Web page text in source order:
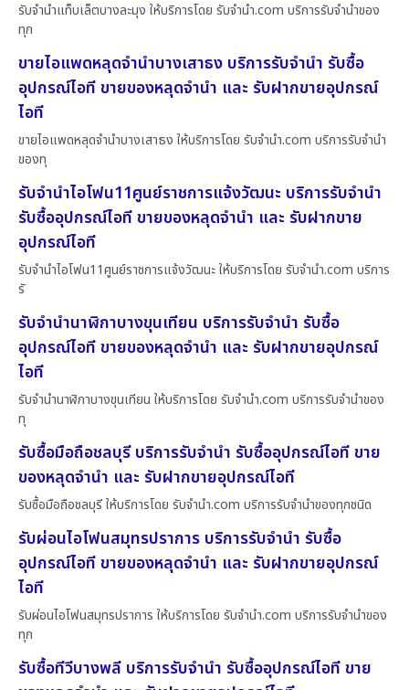
รับจำนำแท็บเล็ตบางละมุง ให้บริการโดย รับจํานํา.com บริการรับจำนำของ
ทุก
ขายไอแพดหลุดจำนำบางเสาธง บริการรับจำนำ รับซื้อ
อุปกรณ์ไอที ขายของหลุดจำนำ และ รับฝากขายอุปกรณ์
ไอที
ขายไอแพดหลุดจำนำบางเสาธง ให้บริการโดย รับจํานํา.com บริการรับจำนำ
ของทุ
รับจำนำไอโฟน11ศูนย์ราชการแจ้งวัฒนะ บริการรับจำนำ
รับซื้ออุปกรณ์ไอที ขายของหลุดจำนำ และ รับฝากขาย
อุปกรณ์ไอที
รับจำนำไอโฟน11ศูนย์ราชการแจ้งวัฒนะ ให้บริการโดย รับจํานํา.com บริการ
รั
รับจำนำนาฬิกาบางขุนเทียน บริการรับจำนำ รับซื้อ
อุปกรณ์ไอที ขายของหลุดจำนำ และ รับฝากขายอุปกรณ์
ไอที
รับจำนำนาฬิกาบางขุนเทียน ให้บริการโดย รับจํานํา.com บริการรับจำนำของ
ทุ
รับซื้อมือถือชลบุรี บริการรับจำนำ รับซื้ออุปกรณ์ไอที ขาย
ของหลุดจำนำ และ รับฝากขายอุปกรณ์ไอที
รับซื้อมือถือชลบุรี ให้บริการโดย รับจํานํา.com บริการรับจำนำของทุกชนิด
รับผ่อนไอโฟนสมุทรปราการ บริการรับจำนำ รับซื้อ
อุปกรณ์ไอที ขายของหลุดจำนำ และ รับฝากขายอุปกรณ์
ไอที
รับผ่อนไอโฟนสมุทรปราการ ให้บริการโดย รับจํานํา.com บริการรับจำนำของ
ทุก
รับซื้อทีวีบางพลี บริการรับจำนำ รับซื้ออุปกรณ์ไอที ขาย